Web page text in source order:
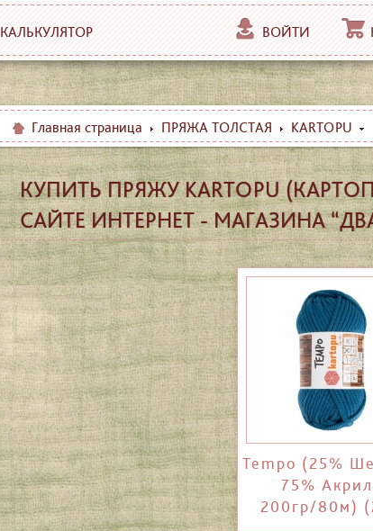
КАЛЬКУЛЯТОР ВОЙТИ
Главная страница ПРЯЖА ТОЛСТАЯ KARTOPU
КУПИТЬ ПРЯЖУ KARTOPU
САЙТЕ ИНТЕРНЕТ - МАГАЗИНА
Tempo (25%
75%
200гр/80м)